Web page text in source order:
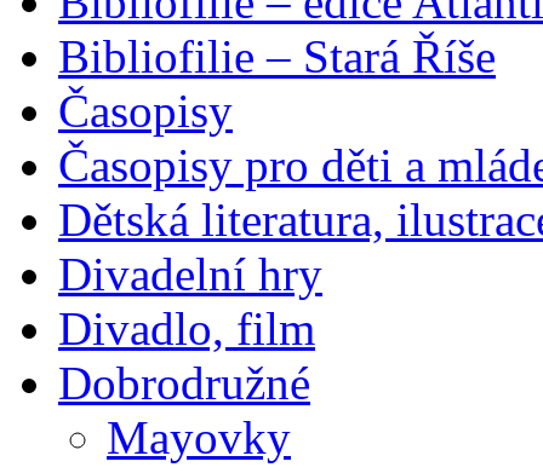
Bibliofilie – Stará Říše
Časopisy
Časopisy pro děti a
Dětská literatura,
Divadelní hry
Divadlo, film
Dobrodružné
Mayovky